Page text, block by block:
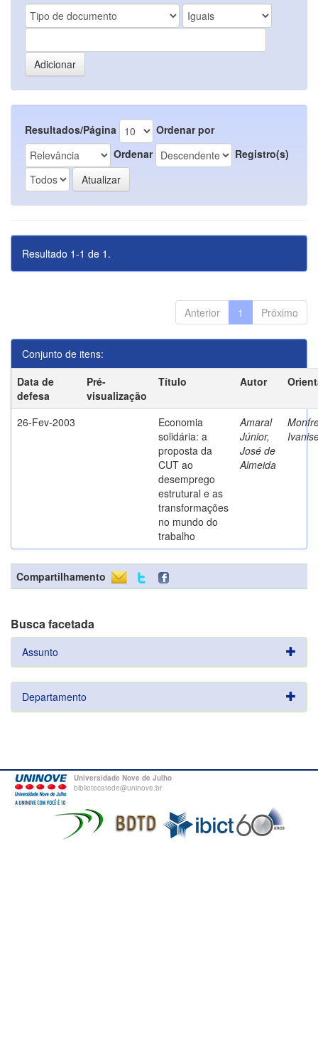
Resultados/Página
Ordenar por
Ordenar
Registro(s)
Resultado 1-1 de 1.
Anterior 1 Próximo
Conjunto de itens:
Data de
defesa
Pré-
visualização
Título Autor
26-Fev-2003
Economia
solidária: a
proposta da
CUT ao
desemprego
estrutural e as
transformações
no mundo do
trabalho
Amaral
Júnior,
José de
Almeida
Compartilhamento
Busca facetada
Assunto
Departamento
Universidade Nove de Julho
bibliotecatede@uninove.br